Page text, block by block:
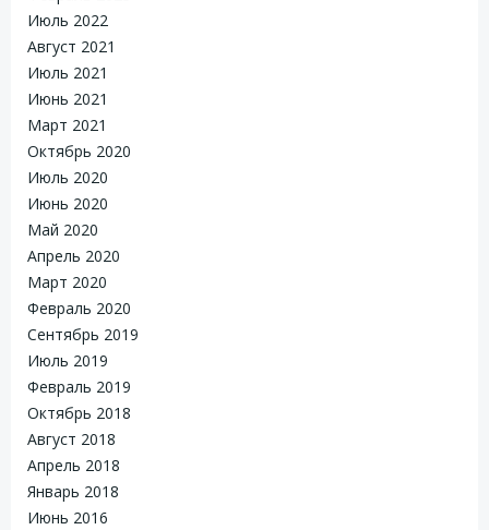
Июль 2022
Август 2021
Июль 2021
Июнь 2021
Март 2021
Октябрь 2020
Июль 2020
Июнь 2020
Май 2020
Апрель 2020
Март 2020
Февраль 2020
Сентябрь 2019
Июль 2019
Февраль 2019
Октябрь 2018
Август 2018
Апрель 2018
Январь 2018
Июнь 2016